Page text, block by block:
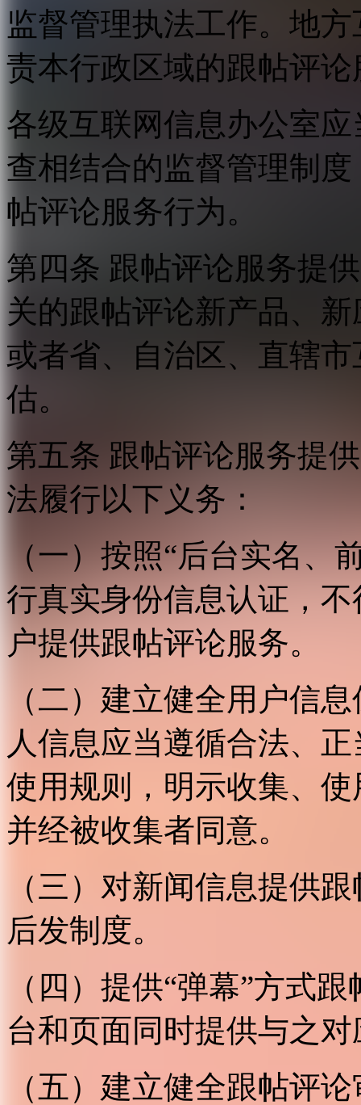
监督管理执法工作。地
责本行政区域的跟帖评
各级互联网信息办公室
查相结合的监督管理制
帖评论服务行为。
第四条 跟帖评论服务提
关的跟帖评论新产品、
或者省、自治区、直辖
估。
第五条 跟帖评论服务提
法履行以下义务：
（一）按照“后台实名、
行真实身份信息认证，
户提供跟帖评论服务。
（二）建立健全用户信
人信息应当遵循合法、
使用规则，明示收集、
并经被收集者同意。
（三）对新闻信息提供
后发制度。
（四）提供“弹幕”方式
台和页面同时提供与之
（五）建立健全跟帖评